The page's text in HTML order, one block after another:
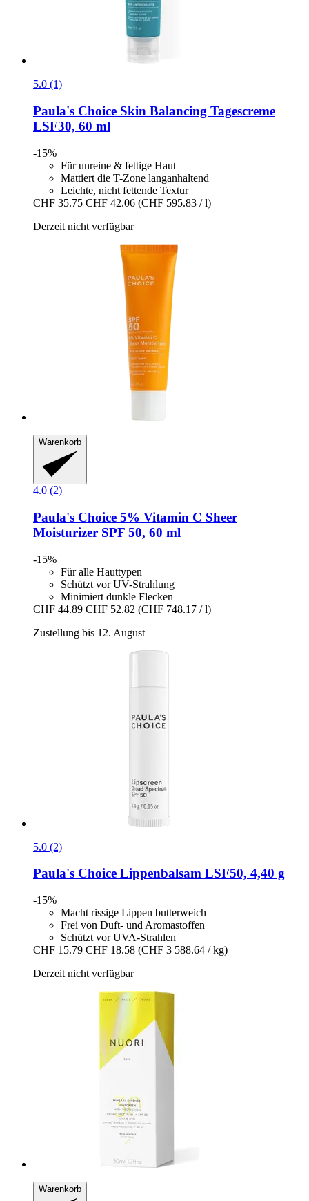
5.0 (1)
Paula's Choice Skin Balancing Tagescreme
LSF30, 60 ml
-15%
Für unreine & fettige Haut
Mattiert die T-Zone langanhaltend
Leichte, nicht fettende Textur
CHF 35.75 CHF 42.06 (CHF 595.83 / l)
Derzeit nicht verfügbar
Warenkorb
4.0 (2)
Paula's Choice 5% Vitamin C Sheer
Moisturizer SPF 50, 60 ml
-15%
Für alle Hauttypen
Schützt vor UV-Strahlung
Minimiert dunkle Flecken
CHF 44.89 CHF 52.82 (CHF 748.17 / l)
Zustellung bis 12. August
5.0 (2)
Paula's Choice Lippenbalsam LSF50, 4,40 g
-15%
Macht rissige Lippen butterweich
Frei von Duft- und Aromastoffen
Schützt vor UVA-Strahlen
CHF 15.79 CHF 18.58 (CHF 3 588.64 / kg)
Derzeit nicht verfügbar
Warenkorb